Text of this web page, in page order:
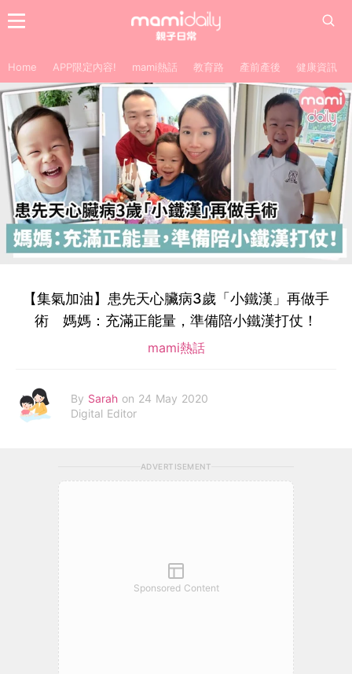
Home APP限定內容! mami熱話 教育路 產前產後 健康資訊
【集氣加油】患先天心臟病3歲「小鐵漢」再做手
術 媽媽：充滿正能量，準備陪小鐵漢打仗！
mami熱話
By Sarah on 24 May 2020
Digital Editor
ADVERTISEMENT
Sponsored Content